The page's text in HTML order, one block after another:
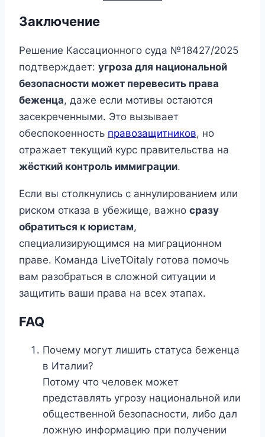
Заключение
Решение Кассационного суда №18427/2025
подтверждает: угроза для национальной
безопасности может перевесить права
беженца, даже если мотивы остаются
засекреченными. Это вызывает
обеспокоенность правозащитников, но
отражает текущий курс правительства на
жёсткий контроль иммиграции.
Если вы столкнулись с аннулированием или
риском отказа в убежище, важно сразу
обратиться к юристам,
специализирующимся на миграционном
праве. Команда LiveTOitaly готова помочь
вам разобраться в сложной ситуации и
защитить ваши права на всех этапах.
FAQ
Почему могут лишить статуса беженца
в Италии?
Потому что человек может
представлять угрозу национальной или
общественной безопасности, либо дал
ложную информацию при получении